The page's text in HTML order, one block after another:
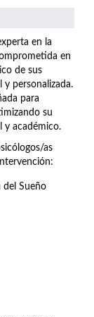
en la
en
de sus
y personalizada.
para
su
y académico.
as
del Sueño